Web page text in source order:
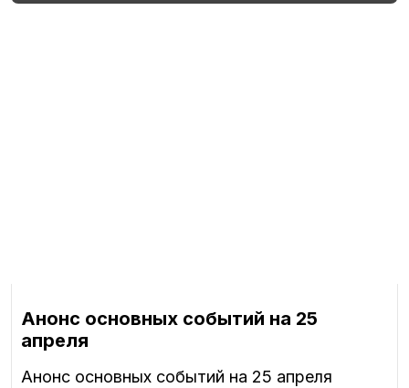
Анонс основных событий на 25
апреля
Анонс основных событий на 25 апреля